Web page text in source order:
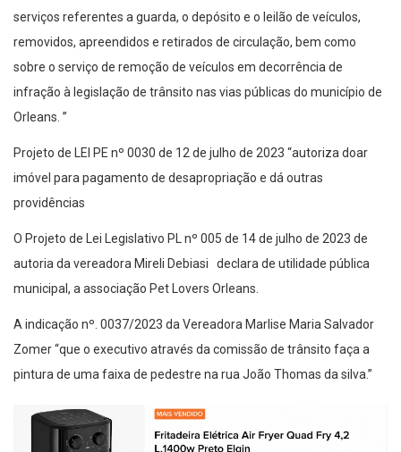
serviços referentes a guarda, o depósito e o leilão de veículos,
removidos, apreendidos e retirados de circulação, bem como
sobre o serviço de remoção de veículos em decorrência de
infração à legislação de trânsito nas vias públicas do município de
Orleans. ”
Projeto de LEI PE nº 0030 de 12 de julho de 2023 “autoriza doar
imóvel para pagamento de desapropriação e dá outras
providências
O Projeto de Lei Legislativo PL nº 005 de 14 de julho de 2023 de
autoria da vereadora Mireli Debiasi declara de utilidade pública
municipal, a associação Pet Lovers Orleans.
A indicação nº. 0037/2023 da Vereadora Marlise Maria Salvador
Zomer “que o executivo através da comissão de trânsito faça a
pintura de uma faixa de pedestre na rua João Thomas da silva.”